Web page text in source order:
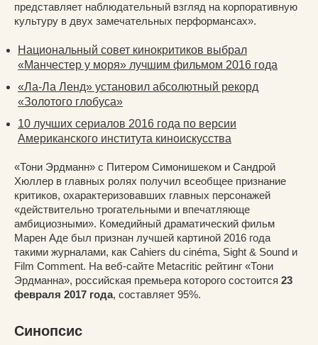
представляет наблюдательный взгляд на корпоративную
культуру в двух замечательных перформансах».
Национальный совет кинокритиков выбрал
«Манчестер у моря» лучшим фильмом 2016 года
«Ла-Ла Ленд» установил абсолютный рекорд
«Золотого глобуса»
10 лучших сериалов 2016 года по версии
Американского института киноискусства
«Тони Эрдманн» с Питером Симонишеком и Сандрой
Хюллер в главных ролях получил всеобщее признание
критиков, охарактеризовавших главных персонажей
«действительно трогательными и впечатляюще
амбициозными». Комедийный драматический фильм
Марен Аде был признан лучшей картиной 2016 года
такими журналами, как Cahiers du cinéma, Sight & Sound и
Film Comment. На веб-сайте Metacritic рейтинг «Тони
Эрдманна», российская премьера которого состоится 23
февраля 2017 года, составляет 95%.
Синопсис